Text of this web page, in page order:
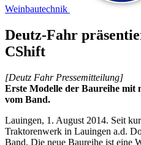
Weinbautechnik
Deutz-Fahr
CShift
[Deutz Fahr Pressemitteilung]
Erste Modelle der Baureihe mit
vom Band.
Lauingen, 1. August 2014. Seit
Traktorenwerk in Lauingen a.d.
Band. Die neue Baureihe ist eine